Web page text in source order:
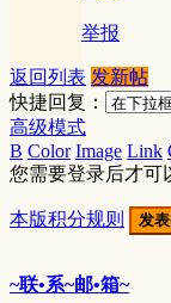
举报
返回列表 发新帖
快捷回复：
高级模式
B Color Image Link
您需要登录后才可
本版积分规则 发
~联•系~邮•箱~